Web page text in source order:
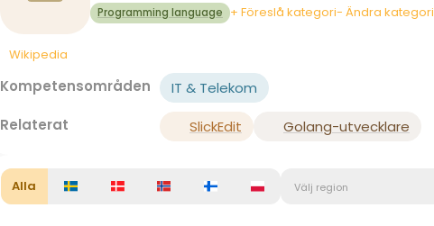
Programming language + Föreslå kategori- Ändra kategori
Wikipedia
Kompetensområden
IT & Telekom
Relaterat
SlickEdit Golang-utvecklare
Alla Välj region